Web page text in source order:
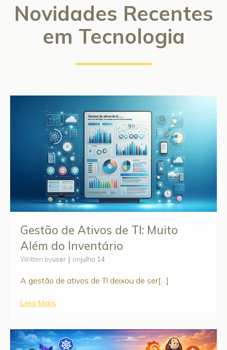
Novidades Recentes
em Tecnologia
Gestão de Ativos de TI: Muito
Além do Inventário
Written byuser | onjulho 14
A gestão de ativos de TI deixou de ser[…]
Leia Mais